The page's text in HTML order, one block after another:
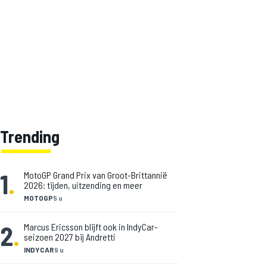
Trending
1. MOTOGP5 u
MotoGP Grand Prix van Groot-Brittannië
2026: tijden, uitzending en meer
2. INDYCAR9 u
Marcus Ericsson blijft ook in IndyCar-
seizoen 2027 bij Andretti